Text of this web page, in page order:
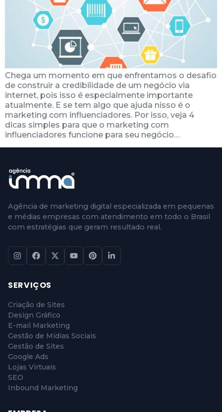
Chega um momento em que enfrentamos o desafio
de construir a credibilidade de um negócio via
internet, pois isso é especialmente importante
atualmente. E se tem algo que ajuda nisso é o
marketing com influenciadores. Por isso, veja 4
dicas simples para que o marketing com
influenciadores funcione para seu negócio…
Agência de marketing digital especializada em pequenas
e médias empresas com atendimento em todo o Brasil
com estratégias que geram resultado real.
SERVIÇOS
Criação de Sites
Design Gráfico
E-mail Marketing
Gestão de Mídias Sociais
Gestão de Sites
Google Ads
Lojas Virtuais
SEO
Inbound Marketing